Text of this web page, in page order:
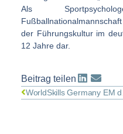
Als
der Führungskultur im
12 Jahre dar.
Beitrag teilen